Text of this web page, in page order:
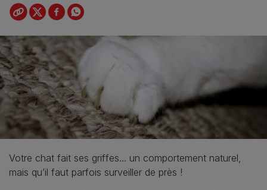
Votre chat fait ses griffes... un comportement naturel,
mais qu’il faut parfois surveiller de près !